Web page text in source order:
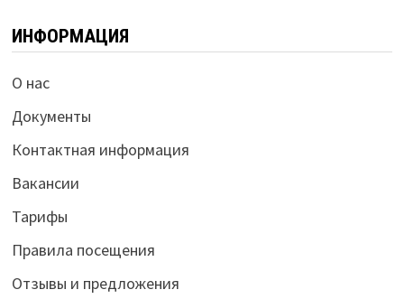
ИНФОРМАЦИЯ
О нас
Документы
Контактная информация
Вакансии
Тарифы
Правила посещения
Отзывы и предложения